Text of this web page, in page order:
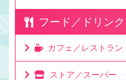
フード／ドリンク
カフェ／レストラン
ストア／スーパー